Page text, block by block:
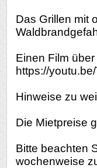
Das Grillen mit
Einen Film
https://
Hinweise zu
Die Mietpreise
Bitte beachten
wochenweise